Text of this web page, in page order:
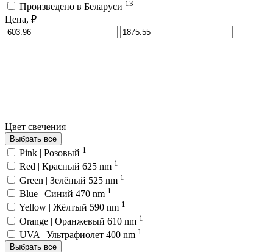
Произведено в Беларуси 13
Цена, ₽
Цвет свечения
Выбрать все
Pink | Розовый 1
Red | Красный 625 nm 1
Green | Зелёный 525 nm 1
Blue | Синий 470 nm 1
Yellow | Жёлтый 590 nm 1
Orange | Оранжевый 610 nm 1
UVA | Ультрафиолет 400 nm 1
Выбрать все